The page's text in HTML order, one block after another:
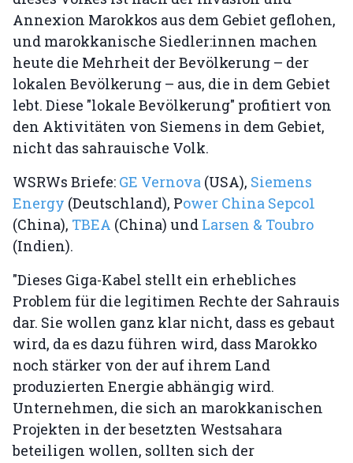
Annexion Marokkos aus dem Gebiet geflohen,
und marokkanische Siedler:innen machen
heute die Mehrheit der Bevölkerung – der
lokalen Bevölkerung – aus, die in dem Gebiet
lebt. Diese "lokale Bevölkerung" profitiert von
den Aktivitäten von Siemens in dem Gebiet,
nicht das sahrauische Volk.
WSRWs Briefe: GE Vernova (USA), Siemens
Energy (Deutschland), Power China Sepco1
(China), TBEA (China) und Larsen & Toubro
(Indien).
"Dieses Giga-Kabel stellt ein erhebliches
Problem für die legitimen Rechte der Sahrauis
dar. Sie wollen ganz klar nicht, dass es gebaut
wird, da es dazu führen wird, dass Marokko
noch stärker von der auf ihrem Land
produzierten Energie abhängig wird.
Unternehmen, die sich an marokkanischen
Projekten in der besetzten Westsahara
beteiligen wollen, sollten sich der